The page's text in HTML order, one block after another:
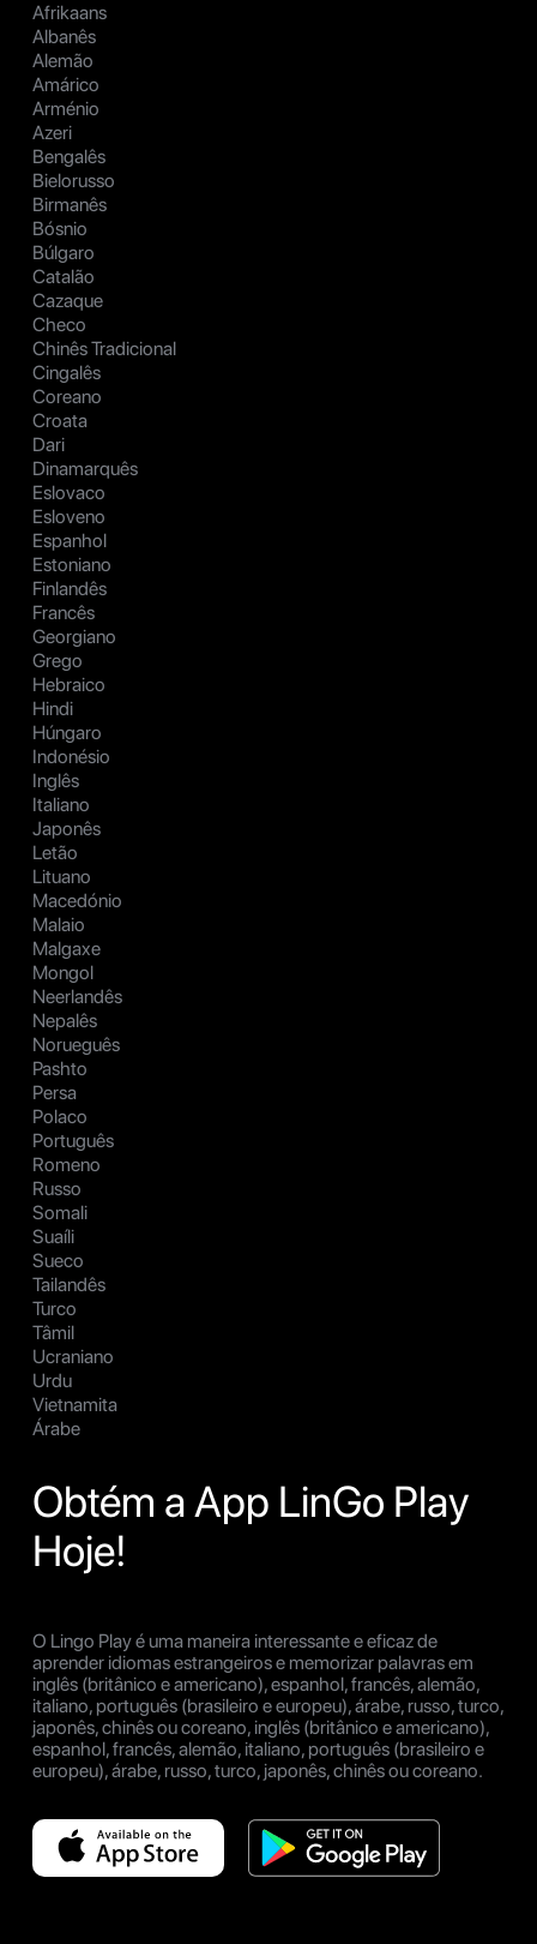
Afrikaans
Albanês
Alemão
Amárico
Arménio
Azeri
Bengalês
Bielorusso
Birmanês
Bósnio
Búlgaro
Catalão
Cazaque
Checo
Chinês Tradicional
Cingalês
Coreano
Croata
Dari
Dinamarquês
Eslovaco
Esloveno
Espanhol
Estoniano
Finlandês
Francês
Georgiano
Grego
Hebraico
Hindi
Húngaro
Indonésio
Inglês
Italiano
Japonês
Letão
Lituano
Macedónio
Malaio
Malgaxe
Mongol
Neerlandês
Nepalês
Norueguês
Pashto
Persa
Polaco
Português
Romeno
Russo
Somali
Suaíli
Sueco
Tailandês
Turco
Tâmil
Ucraniano
Urdu
Vietnamita
Árabe
Obtém a App LinGo Play
Hoje!
O Lingo Play é uma maneira interessante e eficaz de
aprender idiomas estrangeiros e memorizar palavras em
inglês (britânico e americano), espanhol, francês, alemão,
italiano, português (brasileiro e europeu), árabe, russo, turco,
japonês, chinês ou coreano, inglês (britânico e americano),
espanhol, francês, alemão, italiano, português (brasileiro e
europeu), árabe, russo, turco, japonês, chinês ou coreano.